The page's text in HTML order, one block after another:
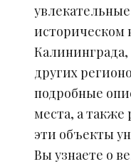
историческом
Калининграда,
других
подробные
места, а также
эти объекты
Вы узнаете о